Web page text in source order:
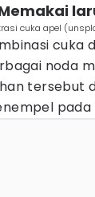
cuka apel
cuka
noda
tersebut